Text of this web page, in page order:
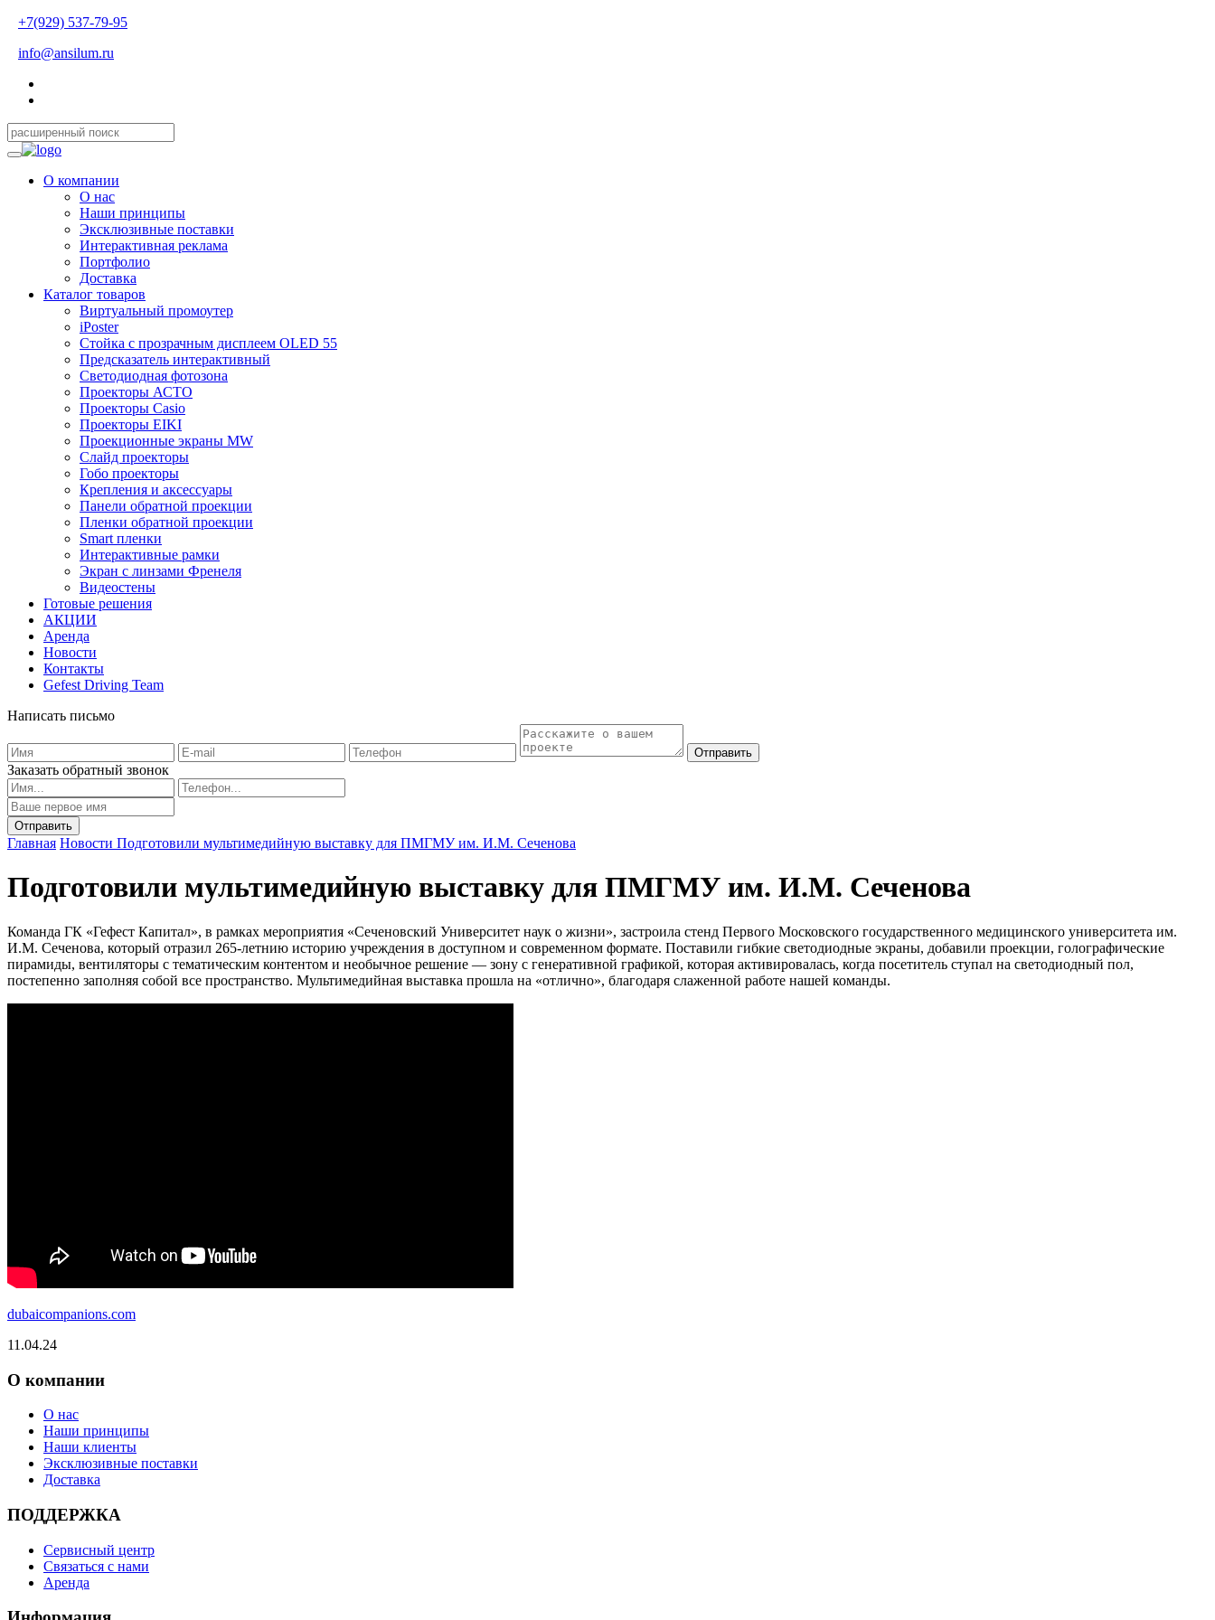
+7(929) 537-79-95
info@ansilum.ru
О компании
О нас
Наши принципы
Эксклюзивные поставки
Интерактивная реклама
Портфолио
Доставка
Каталог товаров
Виртуальный промоутер
iPoster
Стойка с прозрачным дисплеем OLED 55
Предсказатель интерактивный
Светодиодная фотозона
Проекторы АСТО
Проекторы Casio
Проекторы EIKI
Проекционные экраны MW
Слайд проекторы
Гобо проекторы
Крепления и аксессуары
Панели обратной проекции
Пленки обратной проекции
Smart пленки
Интерактивные рамки
Экран с линзами Френеля
Видеостены
Готовые решения
АКЦИИ
Аренда
Новости
Контакты
Gefest Driving Team
Написать письмо
Отправить
Заказать обратный звонок
Главная Новости Подготовили мультимедийную выставку для ПМГМУ им. И.М. Сеченова
Подготовили мультимедийную выставку для ПМГМУ им. И.М. Сеченова
Команда ГК «Гефест Капитал», в рамках мероприятия «Сеченовский Университет наук о жизни», застроила стенд Первого Московского государственного медицинского университета им.
И.М. Сеченова, который отразил 265-летнию историю учреждения в доступном и современном формате. Поставили гибкие светодиодные экраны, добавили проекции, голографические
пирамиды, вентиляторы с тематическим контентом и необычное решение — зону с генеративной графикой, которая активировалась, когда посетитель ступал на светодиодный пол,
постепенно заполняя собой все пространство. Мультимедийная выставка прошла на «отлично», благодаря слаженной работе нашей команды.
dubaicompanions.com
11.04.24
О компании
О нас
Наши принципы
Наши клиенты
Эксклюзивные поставки
Доставка
ПОДДЕРЖКА
Сервисный центр
Связаться с нами
Аренда